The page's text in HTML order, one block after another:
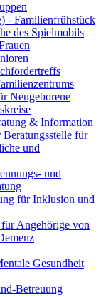
- Familienfrühstück
des Spielmobils
Neugeborene
& Information
Beratungsstelle für
und
und
für Inklusion und
Angehörige von
Gesundheit
Betreuung